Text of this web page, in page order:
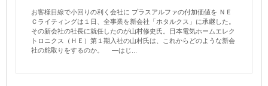
お客様目線で小回りの利く会社に プラスアルファの付加価値を ＮＥ
Ｃライティングは１日、全事業を新会社「ホタルクス」に承継した。
その新会社の社長に就任したのが山村修史氏。日本電気ホームエレク
トロニクス（ＨＥ）第１期入社の山村氏は、これからどのような新会
社の舵取りをするのか。 —はじ...